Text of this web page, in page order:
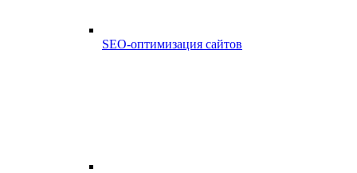
SEO-оптимизация сайтов